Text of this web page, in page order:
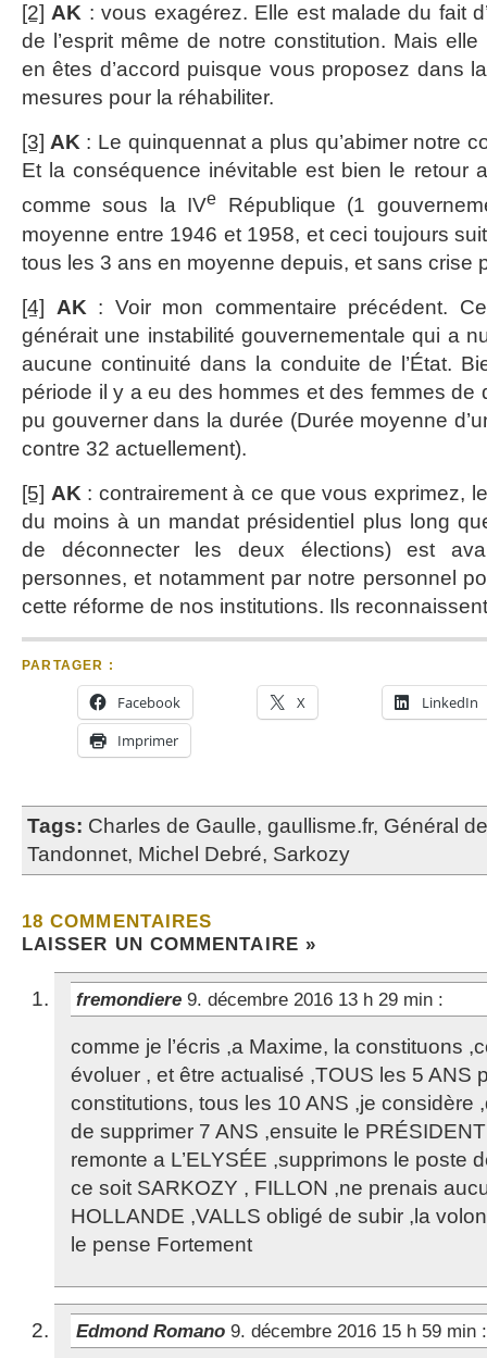
[2] AK : vous exagérez. Elle est malade du fait
de l’esprit même de notre constitution. Mais
en êtes d’accord puisque vous proposez dans
mesures pour la réhabiliter.
[3] AK: Le quinquennat a plus qu’abimer notre
Et la conséquence inévitable est bien le retour
comme sous la IVe
République (1
moyenne entre 1946 et 1958, et ceci toujours
tous les 3 ans en moyenne depuis, et sans crise
[4]
AK : Voir mon commentaire précédent.
générait une instabilité gouvernementale qui a
aucune continuité dans la conduite de l’État.
période il y a eu des hommes et des femmes de
pu gouverner dans la durée (Durée moyenne
contre 32 actuellement).
[5] AK : contrairement à ce que vous exprimez,
du moins à un mandat présidentiel plus long
de déconnecter les deux élections) est
personnes, et notamment par notre personnel
cette réforme de nos institutions. Ils
PARTAGER :
Facebook X
LinkedIn
Imprimer
Tags: Charles de Gaulle, gaullisme.fr, Général
Tandonnet, Michel Debré, Sarkozy
18 COMMENTAIRES
LAISSER UN COMMENTAIRE »
fremondiere 9. décembre 2016 13 h 29 min :
comme je l’écris ,a Maxime, la constituons
évoluer , et être actualisé ,TOUS les 5 ANS
constitutions, tous les 10 ANS ,je considère
de supprimer 7 ANS ,ensuite le
remonte a L’ELYSÉE ,supprimons le poste
ce soit SARKOZY , FILLON ,ne prenais
HOLLANDE ,VALLS obligé de subir ,la
le pense Fortement
Edmond Romano 9. décembre 2016 15 h 59 min :